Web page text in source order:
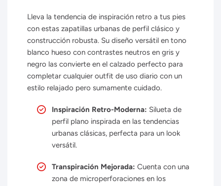
Lleva la tendencia de inspiración retro a tus pies
con estas zapatillas urbanas de perfil clásico y
construcción robusta. Su diseño versátil en tono
blanco hueso con contrastes neutros en gris y
negro las convierte en el calzado perfecto para
completar cualquier outfit de uso diario con un
estilo relajado pero sumamente cuidado.
Inspiración Retro-Moderna: Silueta de
perfil plano inspirada en las tendencias
urbanas clásicas, perfecta para un look
versátil.
Transpiración Mejorada: Cuenta con una
zona de microperforaciones en los